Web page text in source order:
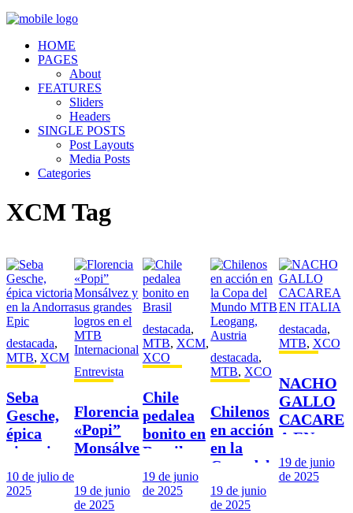
HOME
PAGES
About
FEATURES
Sliders
Headers
SINGLE POSTS
Post Layouts
Media Posts
Categories
XCM Tag
destacada,
MTB, XCM
Seba
Gesche,
épica
victoria
en la
Andorra
10 de julio de
2025
Entrevista
Florencia
«Popi”
Monsálve
grandes
logros en
19 de junio
de 2025
destacada,
MTB, XCM,
XCO
Chile
pedalea
bonito en
Brasil
19 de junio
de 2025
destacada,
MTB, XCO
Chilenos
en acción
en la
Copa del
Mundo
MTB
19 de junio
de 2025
destacada,
MTB, XCO
NACHO
GALLO
CACARE
A EN
ITALIA
19 de junio
de 2025